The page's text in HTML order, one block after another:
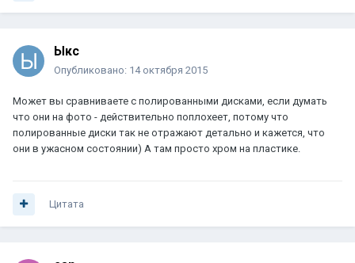
Ыкс
Опубликовано: 14 октября 2015
Может вы сравниваете с полированными дисками, если думать
что они на фото - действительно поплохеет, потому что
полированные диски так не отражают детально и кажется, что
они в ужасном состоянии) А там просто хром на пластике.
Цитата